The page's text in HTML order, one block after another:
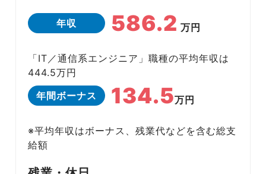
年収 586.2 万円
「IT／通信系エンジニア」職種の平均年収は
444.5万円
年間ボーナス
134.5万円
※平均年収はボーナス、残業代などを含む総支
給額